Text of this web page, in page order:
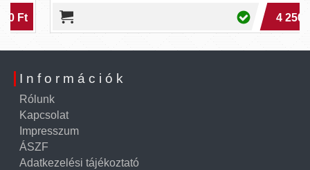
4 250 Ft
Információk
Rólunk
Kapcsolat
Impresszum
ÁSZF
Adatkezelési tájékoztató